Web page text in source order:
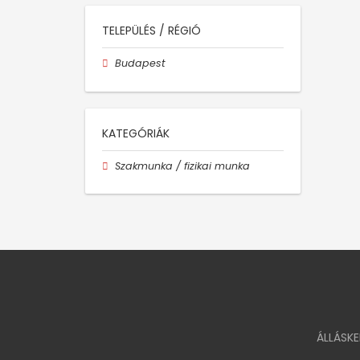
TELEPÜLÉS / RÉGIÓ
Budapest
KATEGÓRIÁK
Szakmunka / fizikai munka